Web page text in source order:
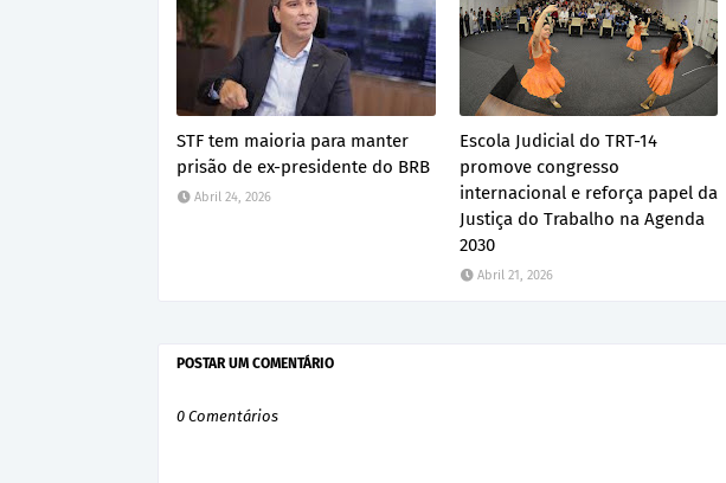
STF tem maioria para manter
prisão de ex-presidente do BRB
Abril 24, 2026
Escola Judicial do TRT-14
promove congresso
internacional e reforça papel da
Justiça do Trabalho na Agenda
2030
Abril 21, 2026
POSTAR UM COMENTÁRIO
0 Comentários